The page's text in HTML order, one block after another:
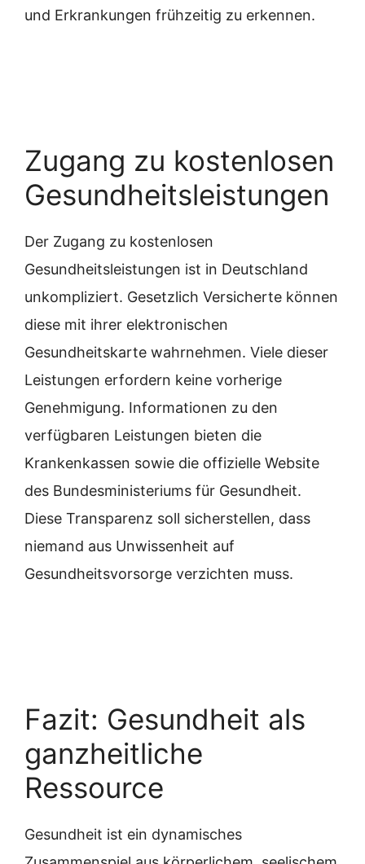
und Erkrankungen frühzeitig zu erkennen.
Zugang zu kostenlosen
Gesundheitsleistungen
Der Zugang zu kostenlosen
Gesundheitsleistungen ist in Deutschland
unkompliziert. Gesetzlich Versicherte können
diese mit ihrer elektronischen
Gesundheitskarte wahrnehmen. Viele dieser
Leistungen erfordern keine vorherige
Genehmigung. Informationen zu den
verfügbaren Leistungen bieten die
Krankenkassen sowie die offizielle Website
des Bundesministeriums für Gesundheit.
Diese Transparenz soll sicherstellen, dass
niemand aus Unwissenheit auf
Gesundheitsvorsorge verzichten muss.
Fazit: Gesundheit als
ganzheitliche
Ressource
Gesundheit ist ein dynamisches